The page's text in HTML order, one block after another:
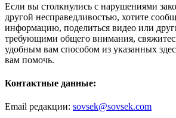
Если вы столкнулись с нарушениями
другой несправедливостью, хотите
информацию, поделиться видео или
требующими общего внимания,
удобным вам способом из указанных
вам помочь.
Контактные данные:
Email редакции: sovsek@sovsek.com